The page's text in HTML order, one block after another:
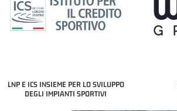
LNP E ICS INSIEME PER LO SVILUPPO
DEGLI IMPIANTI SPORTIVI